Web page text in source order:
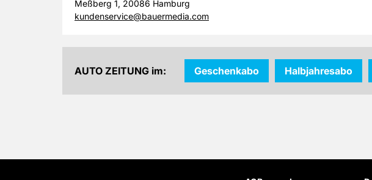
Meßberg 1, 20086 Hamburg
kundenservice@bauermedia.com
AUTO ZEITUNG im: Geschenkabo Halbjahresabo